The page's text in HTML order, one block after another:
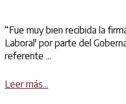
“Fue muy bien recibida la
Laboral' por parte del
referente ...
Leer más...